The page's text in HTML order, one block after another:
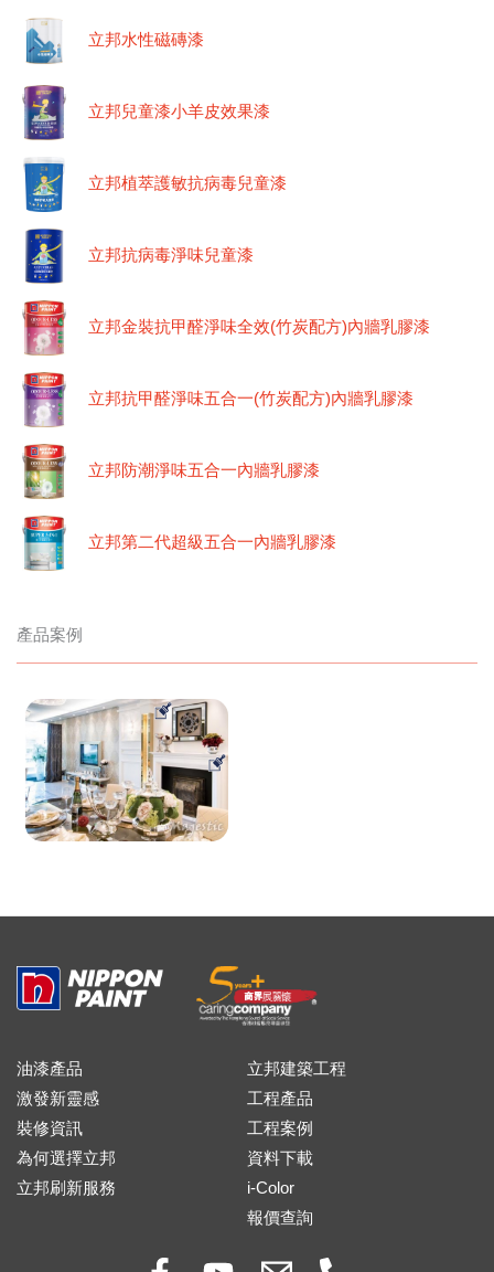
立邦水性磁磚漆
立邦兒童漆小羊皮效果漆
立邦植萃護敏抗病毒兒童漆
立邦抗病毒淨味兒童漆
立邦金裝抗甲醛淨味全效(竹炭配方)內牆乳膠漆
立邦抗甲醛淨味五合一(竹炭配方)內牆乳膠漆
立邦防潮淨味五合一內牆乳膠漆
立邦第二代超級五合一內牆乳膠漆
產品案例
油漆產品
激發新靈感
裝修資訊
為何選擇立邦
立邦刷新服務
立邦建築工程
工程產品
工程案例
資料下載
i-Color
報價查詢